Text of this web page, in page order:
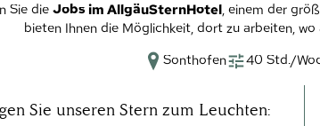
Sie die Jobs im AllgäuSternHotel, einem der
bieten Ihnen die Möglichkeit, dort zu arbeiten,
Sonthofen
40 Std./
Sie unseren Stern zum Leuchten: